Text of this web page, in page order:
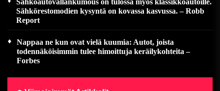
Sähköautovallankumous on tulossa myös klassikkoautoille.
Sähkörestomodien kysyntä on kovassa kasvussa. – Robb
Report
Nappaa ne kun ovat vielä kuumia: Autot, joista
todennäköisimmin tulee himoittuja keräilykohteita –
Forbes